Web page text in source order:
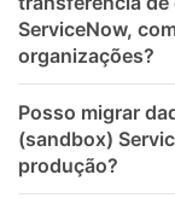
ServiceNow,
organizações?
Posso migrar
(sandbox)
produção?